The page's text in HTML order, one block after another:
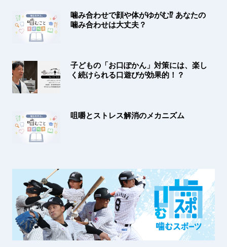
噛み合わせで顔や体がゆがむ⁉ あなたの
噛み合わせは大丈夫？
子どもの「お口ぽかん」対策には、楽し
く続けられる口遊びが効果的！？
咀嚼とストレス解消のメカニズム